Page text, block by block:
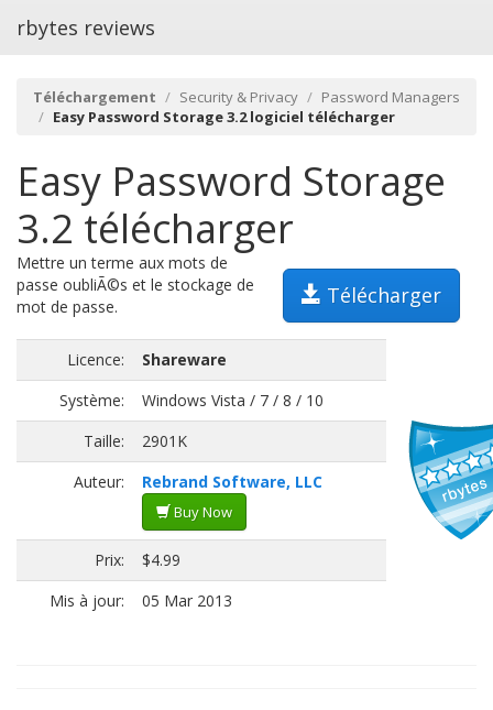
rbytes reviews
Téléchargement Security & Privacy
Password Managers
Easy Password Storage 3.2 logiciel télécharger
Easy Password Storage
3.2 télécharger
Télécharger
Mettre un terme aux mots de
passe oubliÃ©s et le stockage de
mot de passe.
Licence:
Shareware
Système:
Windows Vista / 7 / 8 / 10
Taille:
2901K
Auteur:
Rebrand Software, LLC
Buy Now
Prix:
$4.99
Mis à jour:
05 Mar 2013